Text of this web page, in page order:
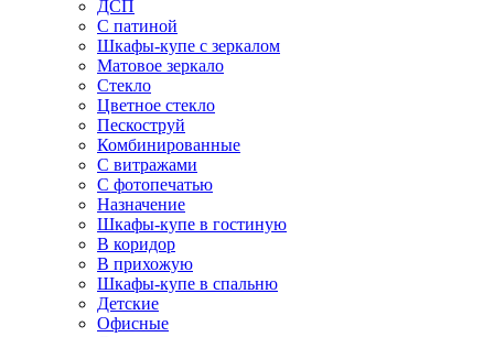
ДСП
С патиной
Шкафы-купе с зеркалом
Матовое зеркало
Стекло
Цветное стекло
Пескоструй
Комбинированные
С витражами
С фотопечатью
Назначение
Шкафы-купе в гостиную
В коридор
В прихожую
Шкафы-купе в спальню
Детские
Офисные